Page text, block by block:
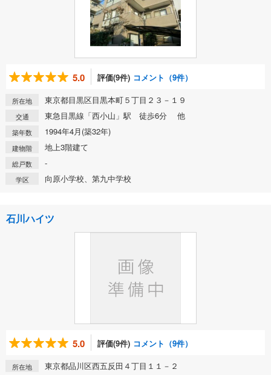
5.0 評価(9件) コメント（9件）
所在地 東京都目黒区目黒本町５丁目２３－１９
交通 東急目黒線「西小山」駅 徒歩6分 他
築年数 1994年4月(築32年)
建物階 地上3階建て
総戸数 -
学区 向原小学校、第九中学校
石川ハイツ
5.0 評価(9件) コメント（9件）
所在地 東京都品川区西五反田４丁目１１－２